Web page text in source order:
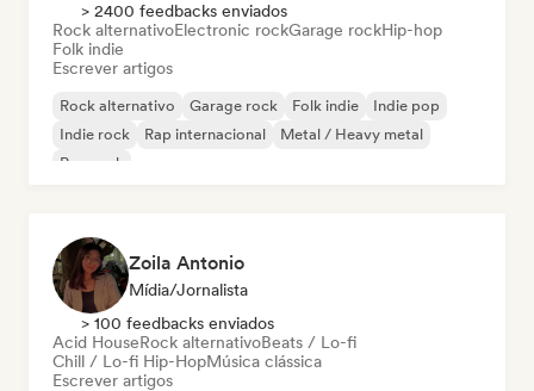
> 2400 feedbacks enviados
Rock alternativoElectronic rockGarage rockHip-hop
Folk indie
Escrever artigos
Rock alternativo Garage rock Folk indie
Indie pop
Indie rock
Rap internacional
Metal / Heavy metal
Pop rock
Zoila Antonio
Mídia/Jornalista
> 100 feedbacks enviados
Acid HouseRock alternativoBeats / Lo-fi
Chill / Lo-fi Hip-HopMúsica clássica
Escrever artigos